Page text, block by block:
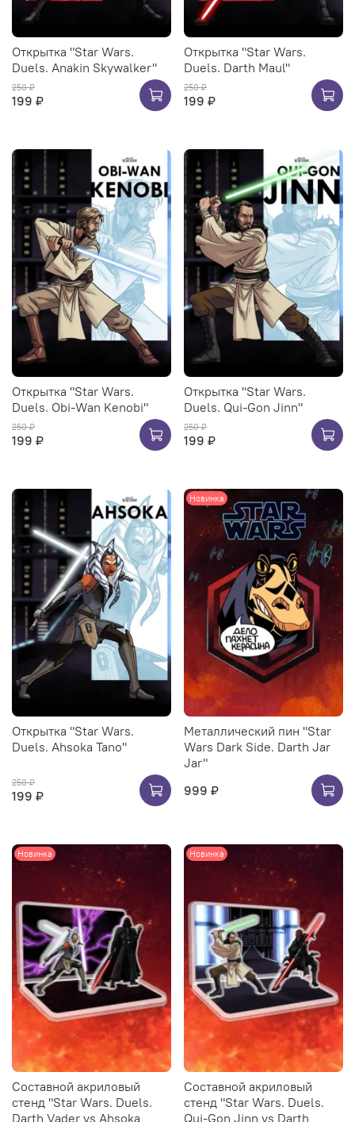
Открытка "Star Wars.
Duels. Anakin Skywalker"
250 ₽
199 ₽
Открытка "Star Wars.
Duels. Darth Maul"
250 ₽
199 ₽
Открытка "Star Wars.
Duels. Obi-Wan Kenobi"
250 ₽
199 ₽
Открытка "Star Wars.
Duels. Qui-Gon Jinn"
250 ₽
199 ₽
Открытка "Star Wars.
Duels. Ahsoka Tano"
250 ₽
199 ₽
Новинка
Металлический пин "Star
Wars Dark Side. Darth Jar
Jar"
999 ₽
Новинка
Составной акриловый
стенд "Star Wars. Duels.
Darth Vader vs Ahsoka
Новинка
Составной акриловый
стенд "Star Wars. Duels.
Qui-Gon Jinn vs Darth